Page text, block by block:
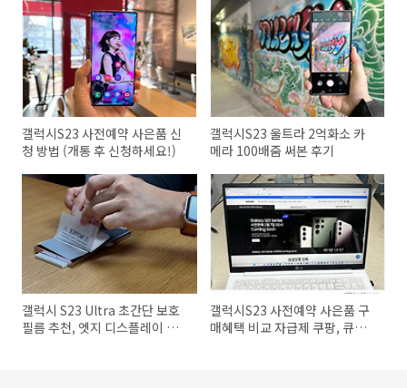
갤럭시S23 사전예약 사은품 신
청 방법 (개통 후 신청하세요!)
갤럭시S23 울트라 2억화소 카
메라 100배줌 써본 후기
갤럭시 S23 Ultra 초간단 보호
필름 추천, 엣지 디스플레이 완
갤럭시S23 사전예약 사은품 구
매혜택 비교 자급제 쿠팡, 큐텐,